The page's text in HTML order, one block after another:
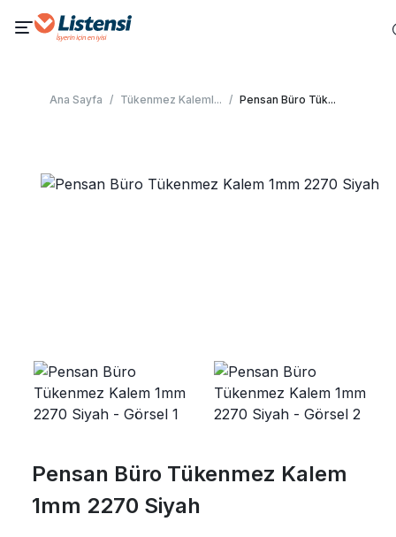
Ana Sayfa / Tükenmez Kaleml... / Pensan Büro Tük...
Pensan Büro Tükenmez Kalem
1mm 2270 Siyah